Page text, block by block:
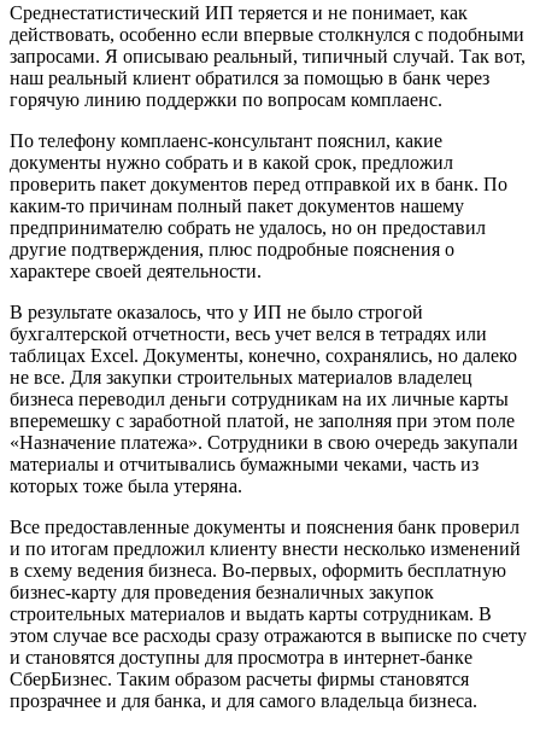
Среднестатистический ИП теряется и не понимает, как
действовать, особенно если впервые столкнулся с подобными
запросами. Я описываю реальный, типичный случай. Так вот,
наш реальный клиент обратился за помощью в банк через
горячую линию поддержки по вопросам комплаенс.
По телефону комплаенс-консультант пояснил, какие
документы нужно собрать и в какой срок, предложил
проверить пакет документов перед отправкой их в банк. По
каким-то причинам полный пакет документов нашему
предпринимателю собрать не удалось, но он предоставил
другие подтверждения, плюс подробные пояснения о
характере своей деятельности.
В результате оказалось, что у ИП не было строгой
бухгалтерской отчетности, весь учет велся в тетрадях или
таблицах Excel. Документы, конечно, сохранялись, но далеко
не все. Для закупки строительных материалов владелец
бизнеса переводил деньги сотрудникам на их личные карты
вперемешку с заработной платой, не заполняя при этом поле
«Назначение платежа». Сотрудники в свою очередь закупали
материалы и отчитывались бумажными чеками, часть из
которых тоже была утеряна.
Все предоставленные документы и пояснения банк проверил
и по итогам предложил клиенту внести несколько изменений
в схему ведения бизнеса. Во-первых, оформить бесплатную
бизнес-карту для проведения безналичных закупок
строительных материалов и выдать карты сотрудникам. В
этом случае все расходы сразу отражаются в выписке по счету
и становятся доступны для просмотра в интернет-банке
СберБизнес. Таким образом расчеты фирмы становятся
прозрачнее и для банка, и для самого владельца бизнеса.